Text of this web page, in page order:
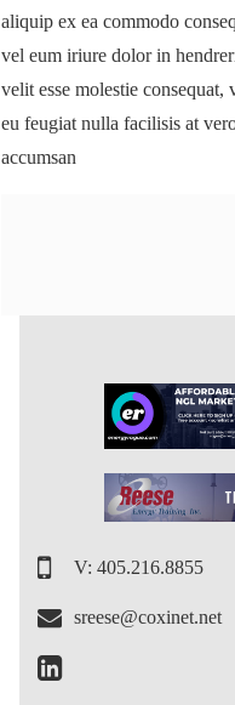
aliquip ex ea commodo
vel eum iriure dolor in
velit esse molestie
eu feugiat nulla facilisis at
accumsan
V: 405.216.8855
sreese@coxinet.net